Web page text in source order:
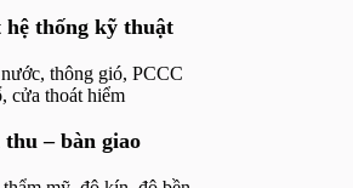
thống kỹ thuật
thông gió, PCCC
cửa thoát hiểm
– bàn giao